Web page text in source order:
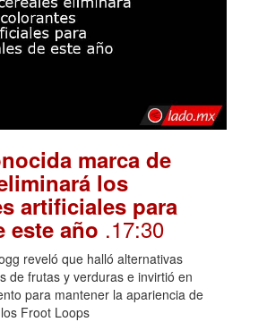
marca de
los
artificiales para
este año .17:30
reveló que halló alternativas
de frutas y verduras e invirtió en
para mantener la apariencia de
Froot Loops